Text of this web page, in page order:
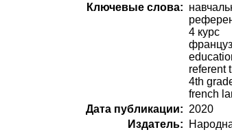
Ключевые слова:
4 курс
referent
4th
french
Дата публикации: 2020
Издатель: